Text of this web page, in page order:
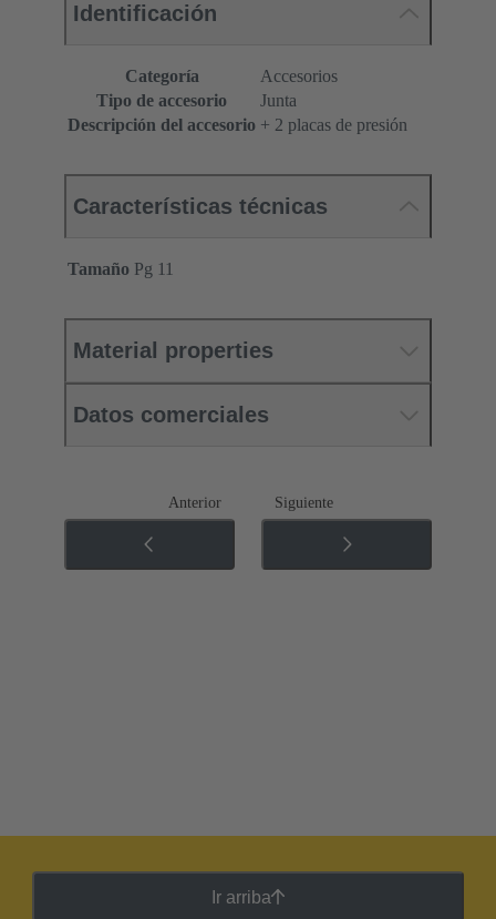
Identificación
Categoría
Accesorios
Tipo de accesorio
Junta
Descripción del accesorio + 2 placas de presión
Características técnicas
Tamaño Pg 11
Material properties
Datos comerciales
Anterior Siguiente
Ir arriba